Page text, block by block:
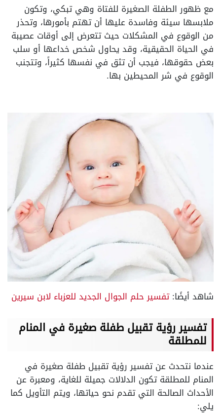
مع ظهور الطفلة الصغيرة للفتاة وهي تبكي، وتكون
ملابسها سيئة وفاسدة عليها أن تهتم بأمورها، وتحذر
من الوقوع في المشكلات حيث تتعرض إلى أوقات عصيبة
في الحياة الحقيقية، وقد يحاول شخص خداعها أو سلب
بعض حقوقها، فيجب أن تثق في نفسها كثيراً، وتتجنب
الوقوع في شر المحيطين بها.
شاهد أيضًا:تفسير حلم الجوال الجديد للعزباء لابن سيرين
تفسير رؤية تقبيل طفلة صغيرة في المنام
للمطلقة
عندما نتحدث عن تفسير رؤية تقبيل طفلة صغيرة في
المنام للمطلقة تكون الدلالات جميلة للغاية، ومعبرة عن
الأحداث الصالحة التي تقدم نحو حياتها، ويتم التأويل كما
يلي: